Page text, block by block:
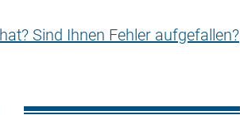
Sind Ihnen Fehler aufgefallen?